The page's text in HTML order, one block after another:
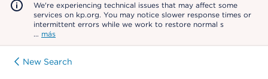
We're experiencing technical issues that may affect some
services on kp.org. You may notice slower response times or
intermittent errors while we work to restore normal s
… más
New Search